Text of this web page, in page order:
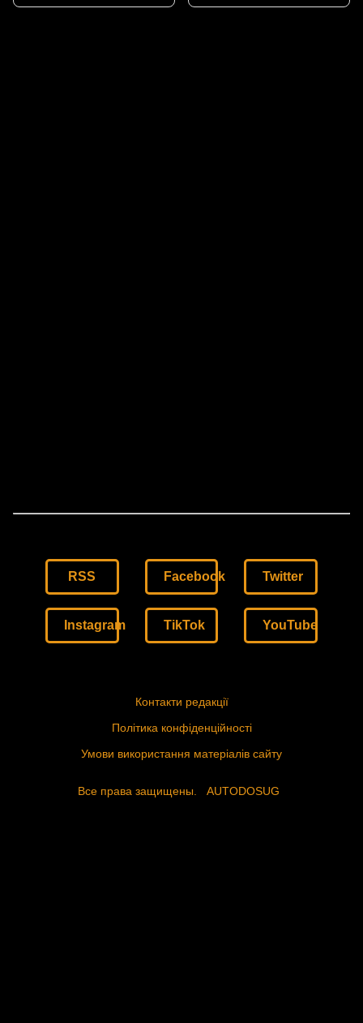
RSS Facebook Twitter
Instagram TikTok YouTube
Контакти редакції
Політика конфіденційності
Умови використання матеріалів сайту
Все права защищены. AUTODOSUG